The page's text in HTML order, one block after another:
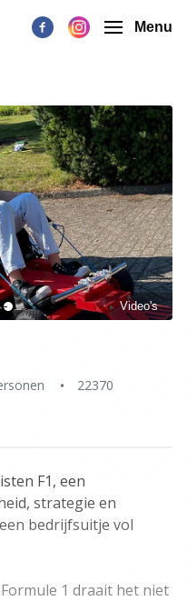
Menu
Video's
22370
F1, een
strategie en
bedrijfsuitje vol
1 draait het niet